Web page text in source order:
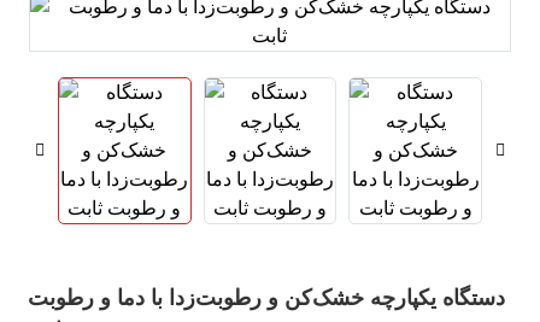
دستگاه یکپارچه خشک‌کن و رطوبت‌زدا با دما و رطوبت